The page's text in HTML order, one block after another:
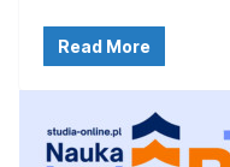
Read More